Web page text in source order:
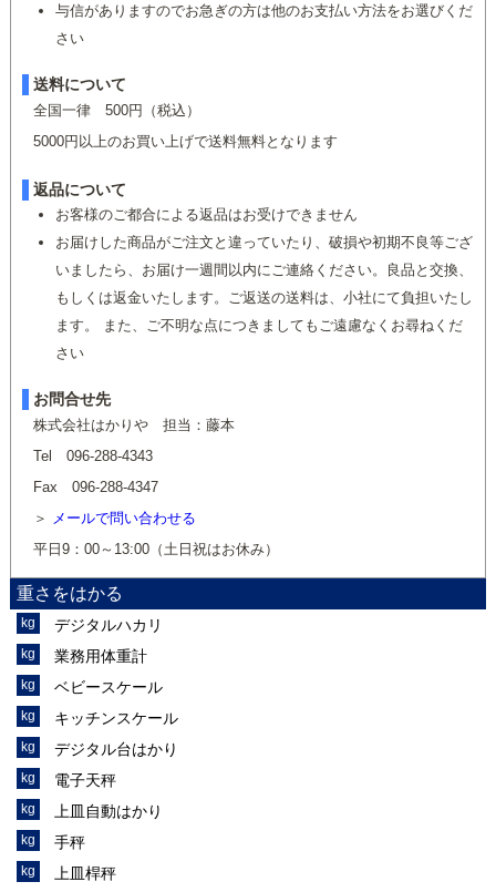
与信がありますのでお急ぎの方は他のお支払い方法をお選びくだ
さい
送料について
全国一律 500円（税込）
5000円以上のお買い上げで送料無料となります
返品について
お客様のご都合による返品はお受けできません
お届けした商品がご注文と違っていたり、破損や初期不良等ござ
いましたら、お届け一週間以内にご連絡ください。良品と交換、
もしくは返金いたします。ご返送の送料は、小社にて負担いたし
ます。 また、ご不明な点につきましてもご遠慮なくお尋ねくだ
さい
お問合せ先
株式会社はかりや 担当：藤本
Tel 096-288-4343
Fax 096-288-4347
メールで問い合わせる
平日9：00～13:00（土日祝はお休み）
重さをはかる
デジタルハカリ
業務用体重計
ベビースケール
キッチンスケール
デジタル台はかり
電子天秤
上皿自動はかり
手秤
上皿桿秤